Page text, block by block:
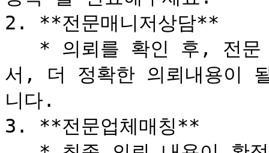
2. **전문매니저상담**
서, 더 정확한 의뢰내용이
니다.
3. **전문업체매칭**